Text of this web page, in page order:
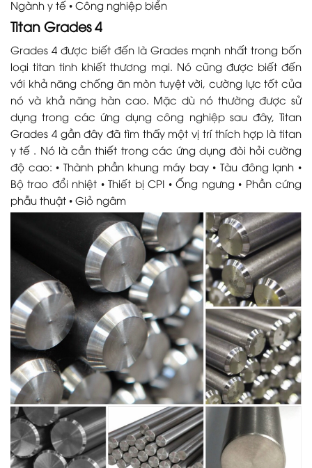
Ngành y tế • Công nghiệp biển
Titan Grades 4
Grades 4 được biết đến là Grades mạnh nhất trong bốn
loại titan tinh khiết thương mại. Nó cũng được biết đến
với khả năng chống ăn mòn tuyệt vời, cường lực tốt của
nó và khả năng hàn cao. Mặc dù nó thường được sử
dụng trong các ứng dụng công nghiệp sau đây, Titan
Grades 4 gần đây đã tìm thấy một vị trí thích hợp là titan
y tế . Nó là cần thiết trong các ứng dụng đòi hỏi cường
độ cao: • Thành phần khung máy bay • Tàu đông lạnh •
Bộ trao đổi nhiệt • Thiết bị CPI • Ống ngưng • Phần cứng
phẫu thuật • Giỏ ngâm